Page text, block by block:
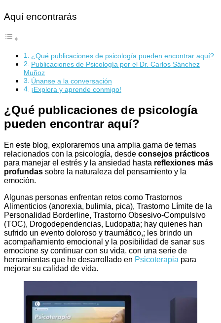
Aquí encontrarás
¿Qué publicaciones de psicología pueden encontrar aquí?
Publicaciones de Psicología por el Dr. Carlos Sánchez
Muñoz
Únanse a la conversación
¡Explora y aprende conmigo!
¿Qué publicaciones de psicología
pueden encontrar aquí?
En este blog, exploraremos una amplia gama de temas
relacionados con la psicología, desde consejos prácticos
para manejar el estrés y la ansiedad hasta reflexiones más
profundas sobre la naturaleza del pensamiento y la
emoción.
Algunas personas enfrentan retos como Trastornos
Alimenticios (anorexia, bulimia, pica), Trastorno Límite de la
Personalidad Borderline, Trastorno Obsesivo-Compulsivo
(TOC), Drogodependencias, Ludopatia; hay quienes han
sufrido un evento doloroso y traumático,; les brindo un
acompañamiento emocional y la posibilidad de sanar sus
emocione sy continuar con su vida, con una serie de
herramientas que he desarrollado en Psicoterapia para
mejorar su calidad de vida.